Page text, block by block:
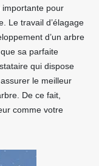
importante pour
Le travail d’élagage
d’un arbre
sa parfaite
qui dispose
le meilleur
De ce fait,
comme votre